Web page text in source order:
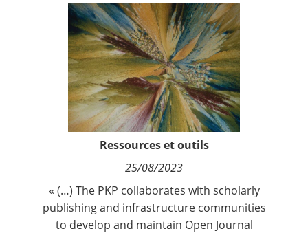
Qui sommes nous ?
Nous suivre
Ressources et outils
25/08/2023
« (…) The PKP collaborates with scholarly
publishing and infrastructure communities
to develop and maintain Open Journal